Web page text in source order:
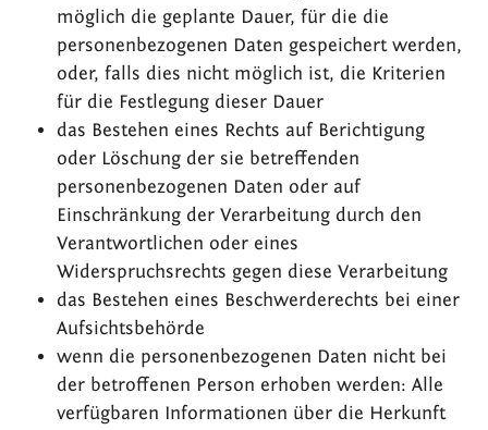
möglich die geplante Dauer, für die die
personenbezogenen Daten gespeichert werden,
oder, falls dies nicht möglich ist, die Kriterien
für die Festlegung dieser Dauer
das Bestehen eines Rechts auf Berichtigung
oder Löschung der sie betreffenden
personenbezogenen Daten oder auf
Einschränkung der Verarbeitung durch den
Verantwortlichen oder eines
Widerspruchsrechts gegen diese Verarbeitung
das Bestehen eines Beschwerderechts bei einer
Aufsichtsbehörde
wenn die personenbezogenen Daten nicht bei
der betroffenen Person erhoben werden: Alle
verfügbaren Informationen über die Herkunft